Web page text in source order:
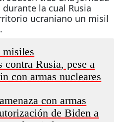
la cual Rusia
ucraniano un misil
misiles
contra Rusia, pese a
con armas nucleares
con armas
de Biden a